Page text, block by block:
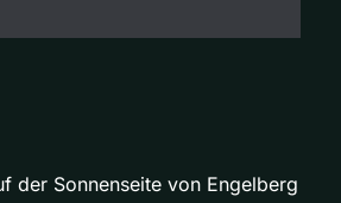
der Sonnenseite von Engelberg